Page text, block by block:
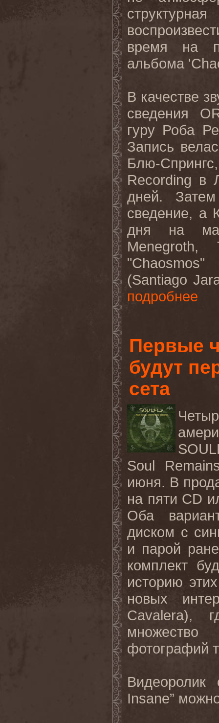
время на
альбома
В качестве
сведения
гуру Роба
Запись
Блю-
Recording в
дней.
сведение, а
дня на
(Santiago
подробнее
Первые
будут
сета
Soul
июня. В
на пяти CD
Оба
диском с
и парой
комплект
историю
новых
Cavalera),
фотографий
Insane”